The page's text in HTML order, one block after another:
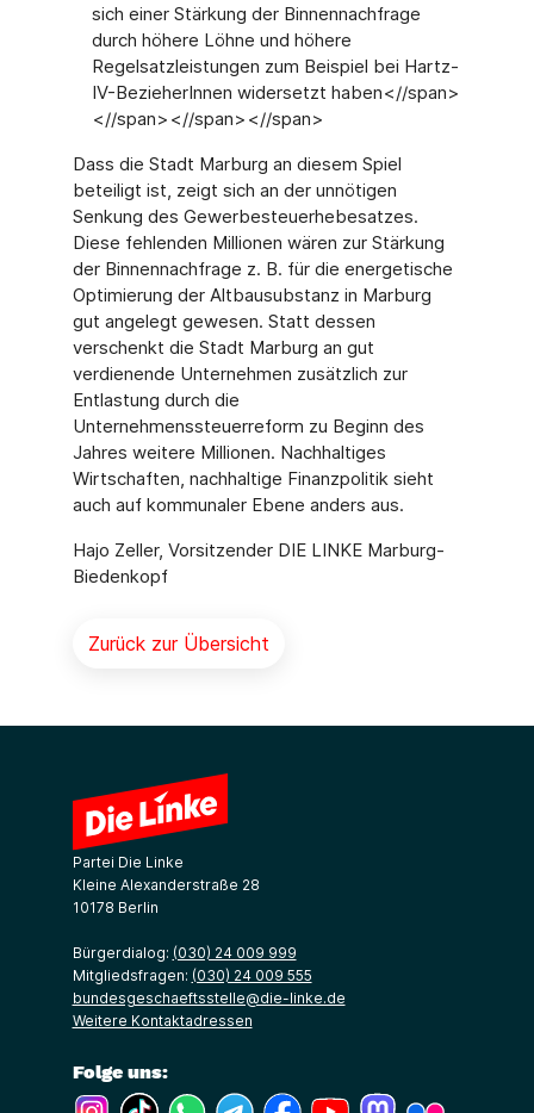
sich einer Stärkung der Binnennachfrage
durch höhere Löhne und höhere
Regelsatzleistungen zum Beispiel bei Hartz-
IV-BezieherInnen widersetzt haben<//span>
<//span><//span><//span>
Dass die Stadt Marburg an diesem Spiel
beteiligt ist, zeigt sich an der unnötigen
Senkung des Gewerbesteuerhebesatzes.
Diese fehlenden Millionen wären zur Stärkung
der Binnennachfrage z. B. für die energetische
Optimierung der Altbausubstanz in Marburg
gut angelegt gewesen. Statt dessen
verschenkt die Stadt Marburg an gut
verdienende Unternehmen zusätzlich zur
Entlastung durch die
Unternehmenssteuerreform zu Beginn des
Jahres weitere Millionen. Nachhaltiges
Wirtschaften, nachhaltige Finanzpolitik sieht
auch auf kommunaler Ebene anders aus.
Hajo Zeller, Vorsitzender DIE LINKE Marburg-
Biedenkopf
Zurück zur Übersicht
Partei Die Linke
Kleine Alexanderstraße 28
10178 Berlin
Bürgerdialog: (030) 24 009 999
Mitgliedsfragen: (030) 24 009 555
bundesgeschaeftsstelle@die-linke.de
Weitere Kontaktadressen
Folge uns:
(Link öffnet ein neues Fenster)
(Link öffnet ein neues Fenster)
(Link öffnet ein neues Fenster)
(Link öffnet ein neues Fenster)
(Link öffnet ein neues Fenster)
(Link öffnet ein neues
(Link öffnet ein